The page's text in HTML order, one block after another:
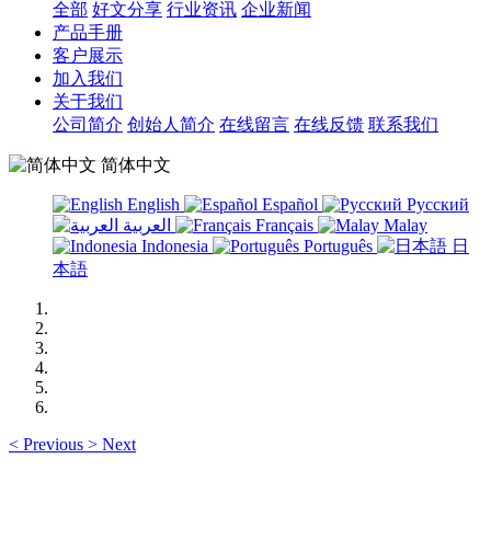
全部 好文分享 行业资讯 企业新闻
产品手册
客户展示
加入我们
关于我们
公司简介 创始人简介 在线留言 在线反馈 联系我们
简体中文
English Español
Русский
Français
Malay
Indonesia
Português
日
本語
< Previous > Next